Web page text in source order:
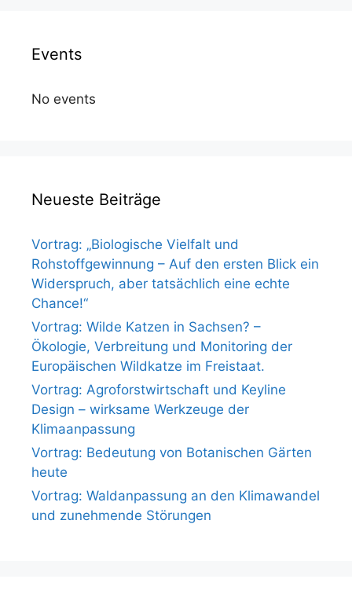
Events
No events
Neueste Beiträge
Vortrag: „Biologische Vielfalt und
Rohstoffgewinnung – Auf den ersten Blick ein
Widerspruch, aber tatsächlich eine echte
Chance!“
Vortrag: Wilde Katzen in Sachsen? –
Ökologie, Verbreitung und Monitoring der
Europäischen Wildkatze im Freistaat.
Vortrag: Agroforstwirtschaft und Keyline
Design – wirksame Werkzeuge der
Klimaanpassung
Vortrag: Bedeutung von Botanischen Gärten
heute
Vortrag: Waldanpassung an den Klimawandel
und zunehmende Störungen